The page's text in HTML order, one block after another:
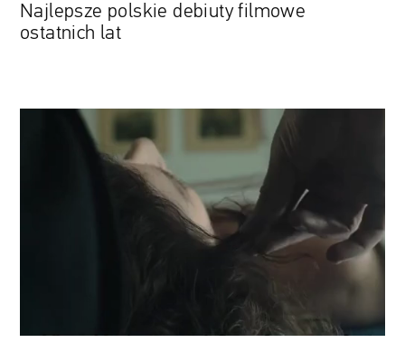
Najlepsze polskie debiuty filmowe
ostatnich lat
i